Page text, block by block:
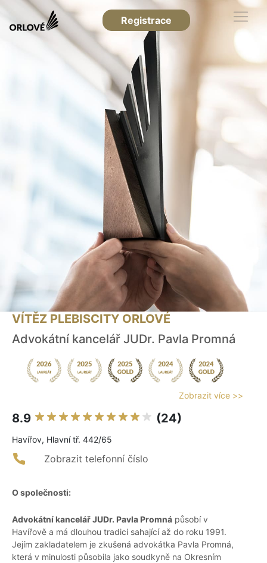
Registrace
VÍTĚZ PLEBISCITY ORLOVÉ
Advokátní kancelář JUDr. Pavla Promná
Zobrazit více >>
8.9 (24)
Havířov, Hlavní tř. 442/65
Zobrazit telefonní číslo
O společnosti:
Advokátní kancelář JUDr. Pavla Promná působí v
Havířově a má dlouhou tradici sahající až do roku 1991.
Jejím zakladatelem je zkušená advokátka Pavla Promná,
která v minulosti působila jako soudkyně na Okresním